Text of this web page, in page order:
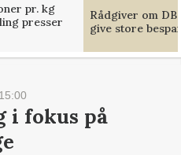
pr. kg
presser
Rådgiver om
give store
i fokus på